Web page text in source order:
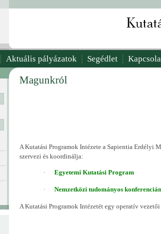
Aktuális pályázatok Segédlet
Magunkról
A Kutatási Programok Intézete a Sapientia Erdélyi
szervezi és koordinálja:
· Egyetemi Kutatási Program
· Nemzetközi tudományos
A Kutatási Programok Intézetét egy operatív